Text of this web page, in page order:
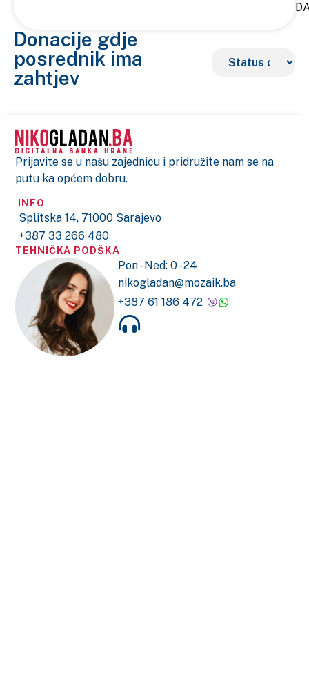
Donacije gdje
posrednik ima
zahtjev
Prijavite se u našu zajednicu i pridružite nam se na
putu ka općem dobru.
INFO
Splitska 14, 71000 Sarajevo
+387 33 266 480
TEHNIČKA PODŠKA
Pon - Ned: 0 - 24
nikogladan@mozaik.ba
+387 61 186 472